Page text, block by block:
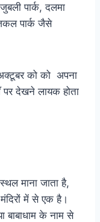
पार्क, दलमा
पार्क जैसे
को को अपना
पर देखने लायक होता
माना जाता है,
मंदिरों में से एक है।
बाबाधाम के नाम से